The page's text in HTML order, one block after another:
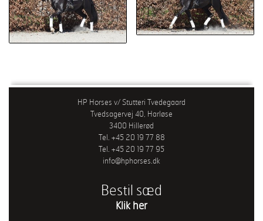
HP Horses v/ Stutteri Tvedegaard
Tvedsagervej 40, Harløse
3400 Hillerød
Tel. +45 20 19 77 88
Tel. +45 20 19 77 95
info@hphorses.dk
Bestil sæd
Klik her